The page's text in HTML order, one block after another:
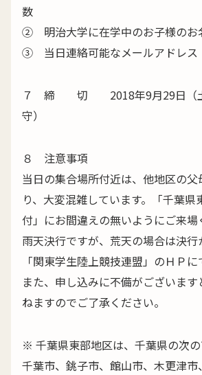
数
② 明治大学に在学中のお子様のお
③ 当日連絡可能なメールアドレス
７ 締 切 2018年9月29日（土
守）
８ 注意事項
当日の集合場所付近は、他地区の
り、大変混雑しています。「千葉県
付」にお間違えの無いようにご来場
雨天決行ですが、荒天の場合は決行
「関東学生陸上競技連盟」のＨＰに
また、申し込みに不備がございま
ねますのでご了承ください。
※ 千葉県東部地区は、千葉県の次の
千葉市、銚子市、館山市、木更津市